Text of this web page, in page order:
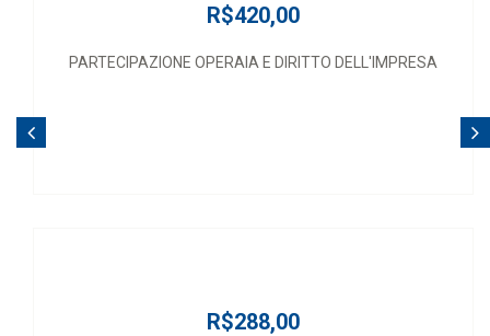
R$420,00
PARTECIPAZIONE OPERAIA E DIRITTO DELL'IMPRESA
R$288,00